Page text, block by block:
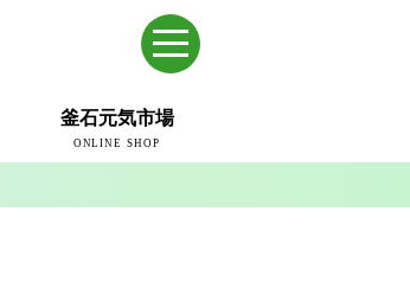
釜石元気市場
ONLINE SHOP